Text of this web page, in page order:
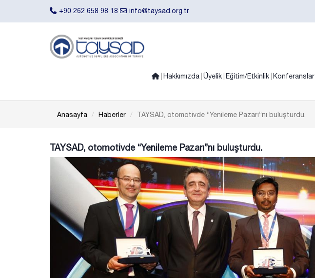
+90 262 658 98 18 info@taysad.org.tr
Hakkımızda Üyelik Eğitim/Etkinlik Konferanslar
Anasayfa Haberler TAYSAD, otomotivde “Yenileme Pazarı”nı buluşturdu.
TAYSAD, otomotivde “Yenileme Pazarı”nı buluşturdu.